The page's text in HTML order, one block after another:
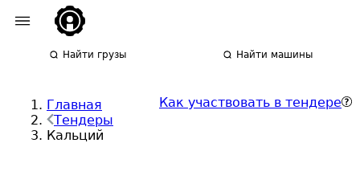
Найти грузы Найти машины
Главная
Тендеры
Кальций
Как участвовать в тендере